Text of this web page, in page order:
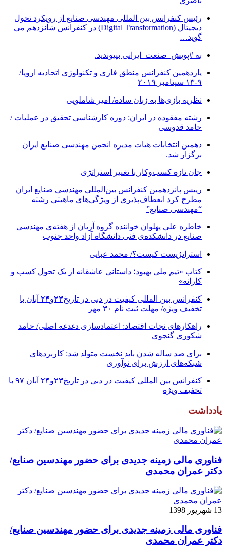
رئیس کنفرانس بین المللی مهندسی صنایع از رویکرد تحول
دیجیتال (Digital Transformation) در کنفرانس شانزدهم می
گوید…
به #پویش_صنعت_ایرانی بپیوندید.
یازدهمین کنفرانس منطق فازی و تکنولوژی اتحادیه اروپا/
۹-۱۳ سپتامبر ۲۰۱۹
نظریه بازی‌ها به زبان ساده/ امیر شاملویی
رشته مفقوده در ایران: دوره کارشناسی تحقیق در عملیات /
حامد قدوسی
دهمین انتخابات هیات مدیره انجمن مهندسی صنایع ایران
برگزار شد.
جان تازه کسب‌وکار با تغییر استراتژی
رییس پانزدهمین کنفرانس بین‌المللی مهندسی صنایع ایران
مطرح کرد انعطاف‌پذیری از ویژگی‌های ماهیتی رشته
“مهندسی صنایع”
خاطره علی پهلوان خواننده گروه آریان از هفته‌ی مهندسی
صنایع در دانشکده‌ی فنی دانشگاه آزاد واحد جنوب
استراتژیست کیست؟‬/ محمد عبایی
کتاب «تیم ملی بهبود؛ داستانی عاشقانه از یک تحول کسب و
کارانه»
کنفرانس بین المللی کیفیت در دبی در تاریخ۲۳و۲۴ آبان با
تخفیف ویژه/ مهلت ثبت نام ۳۰ مهر
راهکارهای نجات اقتصاد: اعتمادسازی دغدغه اصلی/ حامد
شکوری گنجوی
برای صد ساله شدن باید نخست متولد شد: کاربردهای
شبکه‌های ارزش برای نوآوری
کنفرانس بین المللی کیفیت در دبی در تاریخ۲۳و۲۴ آبان ۹۷ با
تخفیف ویژه
یادداشت
فناوری مالی زمینه جدیدی برای حضور مهندسین صنایع/
دکتر عمران محمدی
13 شهریور 1398
فناوری مالی زمینه جدیدی برای حضور مهندسین صنایع/
دکتر عمران محمدی